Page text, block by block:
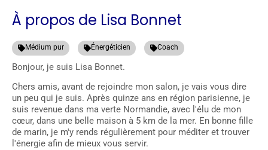
À propos de Lisa Bonnet
Médium pur Énergéticien Coach
Bonjour, je suis Lisa Bonnet.
Chers amis, avant de rejoindre mon salon, je vais vous dire
un peu qui je suis. Après quinze ans en région parisienne, je
suis revenue dans ma verte Normandie, avec l'élu de mon
cœur, dans une belle maison à 5 km de la mer. En bonne fille
de marin, je m'y rends régulièrement pour méditer et trouver
l'énergie afin de mieux vous servir.